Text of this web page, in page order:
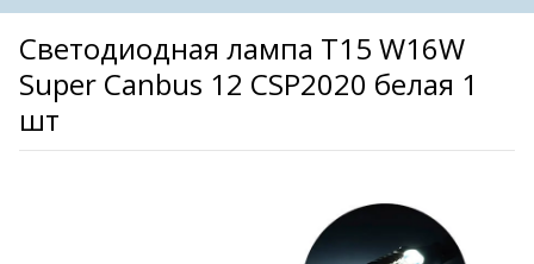
Светодиодная лампа T15 W16W
Super Canbus 12 CSP2020 белая 1
шт